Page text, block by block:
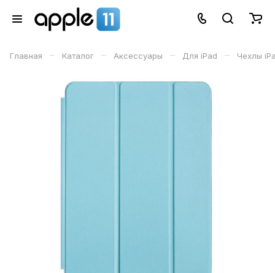
Главная – Каталог – Аксессуары – Для iPad – Чехлы